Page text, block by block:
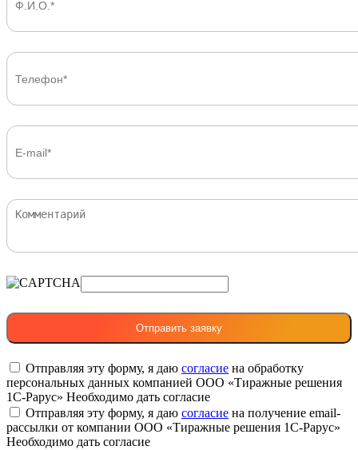
Отправляя эту форму, я даю согласие на обработку
персональных данных компанией ООО «Тиражные решения
1С-Рарус» Необходимо дать согласие
Отправляя эту форму, я даю согласие на получение email-
рассылки от компании ООО «Тиражные решения 1С-Рарус»
Необходимо дать согласие